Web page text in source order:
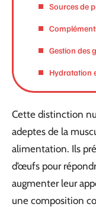
Sources de
Gestion des
Hydratation
Cette distinction
adeptes de la
alimentation. Ils
d’œufs pour
augmenter leur
une composition